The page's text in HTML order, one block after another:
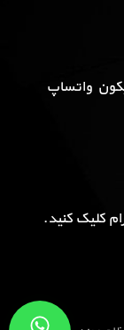
واتساپ
کلیک کنید.